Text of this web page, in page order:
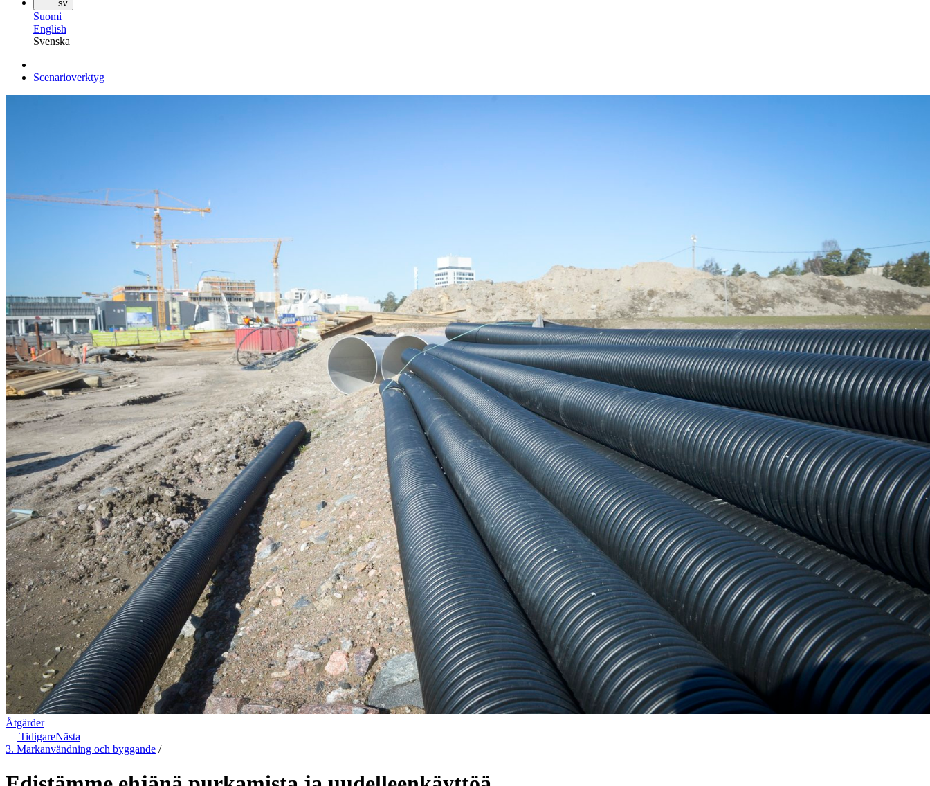
sv
Suomi
English
Svenska
Scenarioverktyg
Åtgärder
TidigareNästa
3. Markanvändning och byggande /